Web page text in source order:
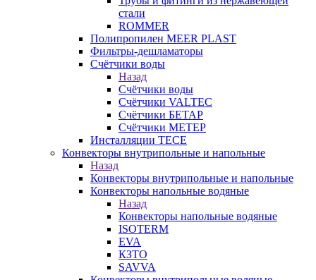
стали
ROMMER
Полипропилен MEER PLAST
Фильтры-дешламаторы
Счётчики воды
Назад
Счётчики воды
Счётчики VALTEC
Счётчики БЕТАР
Счётчики МЕТЕР
Инсталляции TECE
Конвекторы внутрипольные и напольные
Назад
Конвекторы внутрипольные и напольные
Конвекторы напольные водяные
Назад
Конвекторы напольные водяные
ISOTERM
EVA
КЗТО
SAVVA